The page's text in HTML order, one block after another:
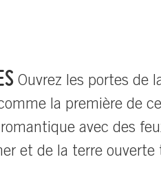
Ouvrez les portes de
la première de
avec des
et de la terre ouverte